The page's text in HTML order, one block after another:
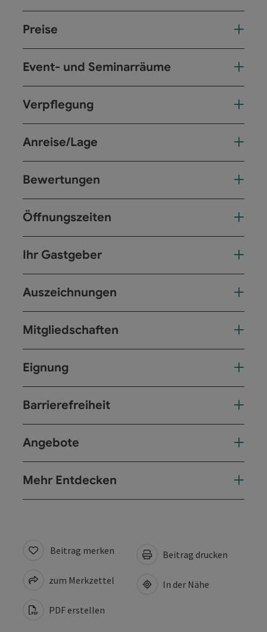
Preise
Event- und Seminarräume
Verpflegung
Anreise/Lage
Bewertungen
Öffnungszeiten
Ihr Gastgeber
Auszeichnungen
Mitgliedschaften
Eignung
Barrierefreiheit
Angebote
Mehr Entdecken
Beitrag merken
zum Merkzettel
PDF erstellen
Beitrag drucken
In der Nähe